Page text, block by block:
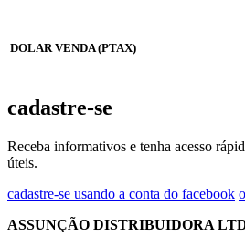
DOLAR VENDA (PTAX)
cadastre-se
Receba informativos e tenha acesso
úteis.
cadastre-se usando a conta do facebook
ASSUNÇÃO DISTRIBUIDORA